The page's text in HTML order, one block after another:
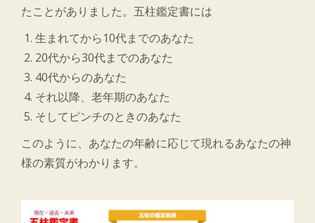
たことがありました。五柱鑑定書には
生まれてから10代までのあなた
20代から30代までのあなた
40代からのあなた
それ以降、老年期のあなた
そしてピンチのときのあなた
このように、あなたの年齢に応じて現れるあなたの神
様の素質がわかります。